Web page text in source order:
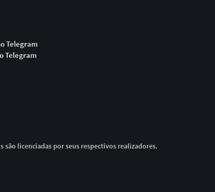
Telegram
Telegram
são licenciadas por seus respectivos realizadores.